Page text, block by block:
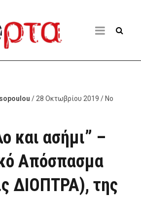
/ 28 Οκτωβρίου 2019 / No
και ασήμι” –
Απόσπασμα
ΔΙΟΠΤΡΑ), της